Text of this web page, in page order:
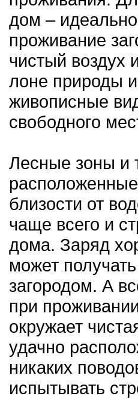
дом –
проживание
чистый воздух
лоне природы
живописные
свободного
Лесные зоны и
близости от
чаще всего и
дома. Заряд
может
загородом. А
при
окружает
удачно
никаких
испытывать